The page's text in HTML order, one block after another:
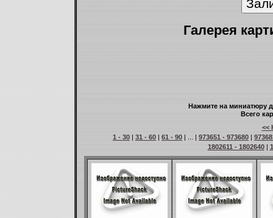
Галерея
Нажмите на миниатюру
Всего
<<
1 - 30 | 31 - 60 | 61 - 90 | ... | 973651 - 973680 |
1802611 - 1802640|